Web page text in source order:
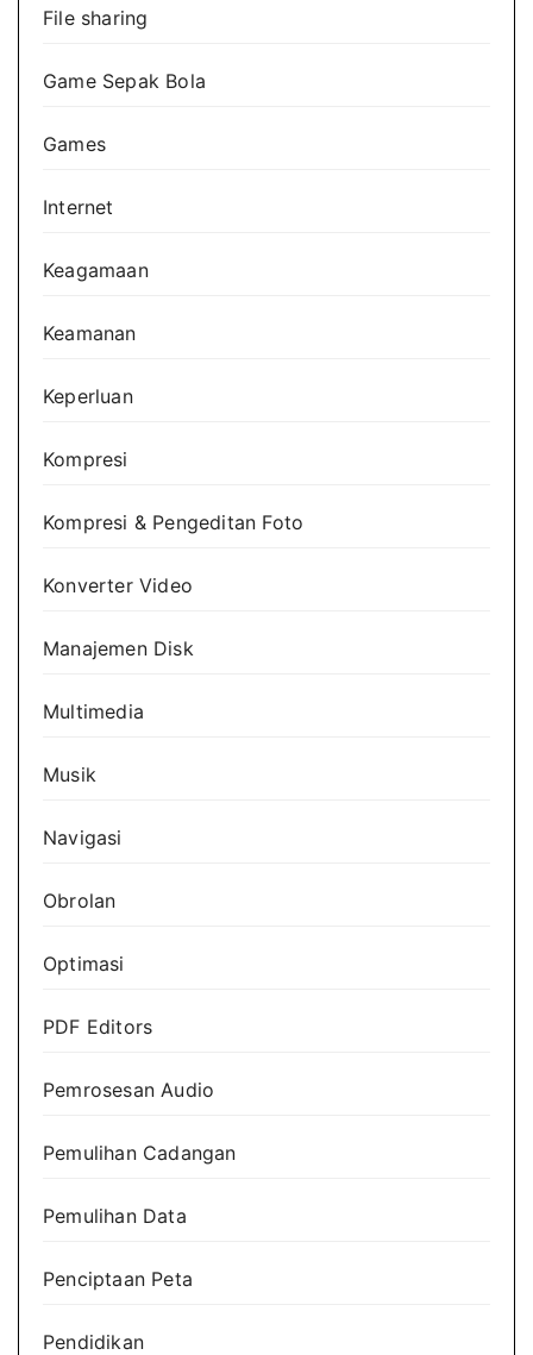
File sharing
Game Sepak Bola
Games
Internet
Keagamaan
Keamanan
Keperluan
Kompresi
Kompresi & Pengeditan Foto
Konverter Video
Manajemen Disk
Multimedia
Musik
Navigasi
Obrolan
Optimasi
PDF Editors
Pemrosesan Audio
Pemulihan Cadangan
Pemulihan Data
Penciptaan Peta
Pendidikan